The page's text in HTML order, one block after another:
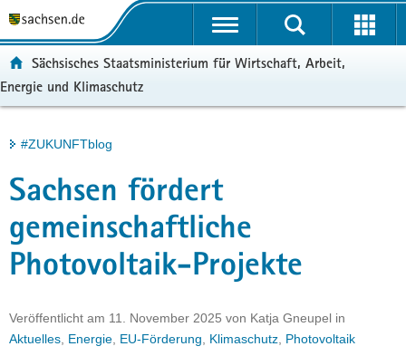
t
a
l
e
r
r
e
e
n
u
p
t
h
a
t
e
r
v
e
Portalübergreifende
Sächsisches Staatsministerium für Wirtschaft, Arbeit,
Energie und Klimaschutz
Hauptinhalt
#ZUKUNFTblog
Sachsen fördert
gemeinschaftliche
Photovoltaik-Projekte
Veröffentlicht am 11. November 2025 von Katja Gneupel in
Aktuelles Energie EU-Förderung Klimaschutz Photovoltaik